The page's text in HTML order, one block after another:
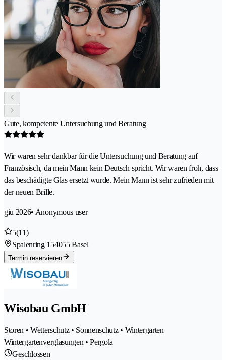
Gute, kompetente Untersuchung und Beratung
Wir waren sehr dankbar für die Untersuchung und Beratung auf
Französisch, da mein Mann kein Deutsch spricht. Wir waren froh, dass
das beschädigte Glas ersetzt wurde. Mein Mann ist sehr zufrieden mit
der neuen Brille.
giu 2026• Anonymous user
5(11)
Spalenring 154055 Basel
Termin reservieren
Wisobau GmbH
Storen • Wetterschutz • Sonnenschutz • Wintergarten
Wintergartenverglasungen • Pergola
Geschlossen